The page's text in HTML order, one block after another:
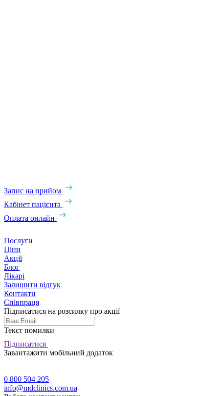
Запис на прийом
Кабінет пацієнта
Оплата онлайн
Послуги
Ціни
Акції
Блог
Лікарі
Залишити відгук
Контакти
Співпраця
Підписатися на розсилку про акції
Текст помилки
Підписатися
Завантажити мобільний додаток
0 800 504 205
info@mdclinics.com.ua